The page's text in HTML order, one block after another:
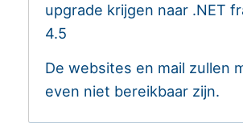
upgrade krijgen naar .NET
4.5
De websites en mail zullen
even niet bereikbaar zijn.